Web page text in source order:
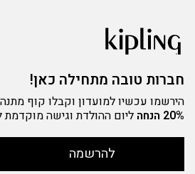
חברות טובה מתחילה כאן!
הירשמו עכשיו למועדון וקבלו קוף
20% הנחה
ליום ההולדת וגישה
להרשמה